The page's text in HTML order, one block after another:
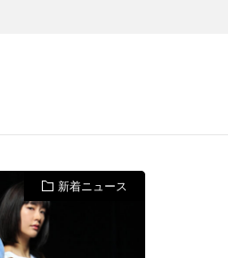
新着ニュース